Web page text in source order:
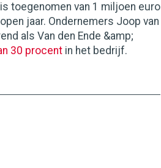
toegenomen van 1 miljoen euro
jaar. Ondernemers Joop van
als Van den Ende &amp;
30 procent in het bedrijf.